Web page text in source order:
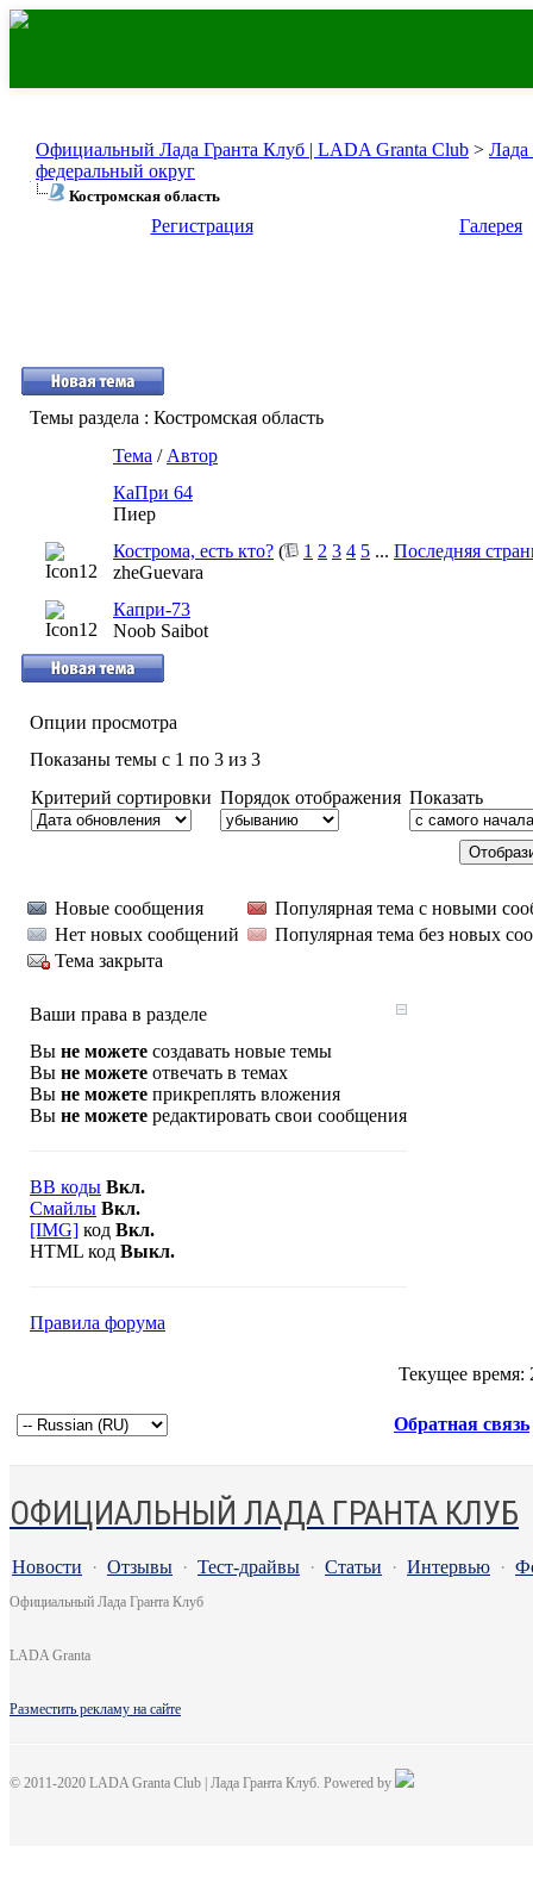
Официальный Лада Гранта Клуб | LADA Granta Club > Лада
федеральный округ
Костромская область
Регистрация Галерея
Темы раздела : Костромская область
Тема / Автор
КаПри 64
Пиер
Кострома, есть кто? ( 1 2 3 4 5 ... Последняя
zheGuevara
Капри-73
Noob Saibot
Опции просмотра
Показаны темы с 1 по 3 из 3
Критерий сортировки Порядок отображения Показать
Новые сообщения
Популярная тема с новыми
Нет новых сообщений
Популярная тема без новых
Тема закрыта
Ваши права в разделе
Вы не можете создавать новые темы
Вы не можете отвечать в темах
Вы не можете прикреплять вложения
Вы не можете редактировать свои сообщения
BB коды Вкл.
Смайлы Вкл.
[IMG] код Вкл.
HTML код Выкл.
Правила форума
Текущее время:
Обратная связь
ОФИЦИАЛЬНЫЙ ЛАДА ГРАНТА КЛУБ
Новости · Отзывы · Тест-драйвы · Статьи · Интервью ·
Официальный Лада Гранта Клуб
LADA Granta
Разместить рекламу на сайте
© 2011-2020 LADA Granta Club | Лада Гранта Клуб. Powered by